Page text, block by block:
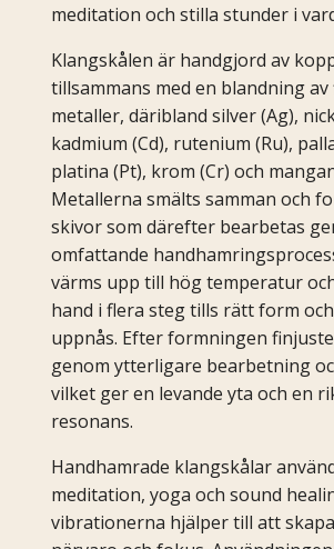
meditation och stilla stunder i
Klangskålen är handgjord av
tillsammans med en blandning av
metaller, däribland silver (Ag),
kadmium (Cd), rutenium (Ru),
platina (Pt), krom (Cr) och
Metallerna smälts samman och
skivor som därefter bearbetas
omfattande
värms upp till hög temperatur
hand i flera steg tills rätt form
uppnås. Efter formningen
genom ytterligare bearbetning
vilket ger en levande yta och en
resonans.
Handhamrade klangskålar
meditation, yoga och sound
vibrationerna hjälper till att